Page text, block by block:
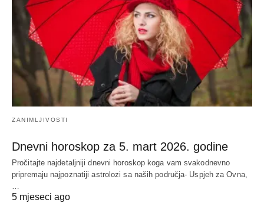
ZANIMLJIVOSTI
Dnevni horoskop za 5. mart 2026. godine
Pročitajte najdetaljniji dnevni horoskop koga vam svakodnevno
pripremaju najpoznatiji astrolozi sa naših područja- Uspjeh za Ovna,
5 mjeseci ago